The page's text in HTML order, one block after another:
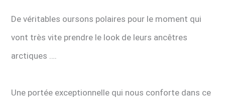
De véritables oursons polaires pour le moment qui
vont très vite prendre le look de leurs ancêtres
arctiques ….
Une portée exceptionnelle qui nous conforte dans ce